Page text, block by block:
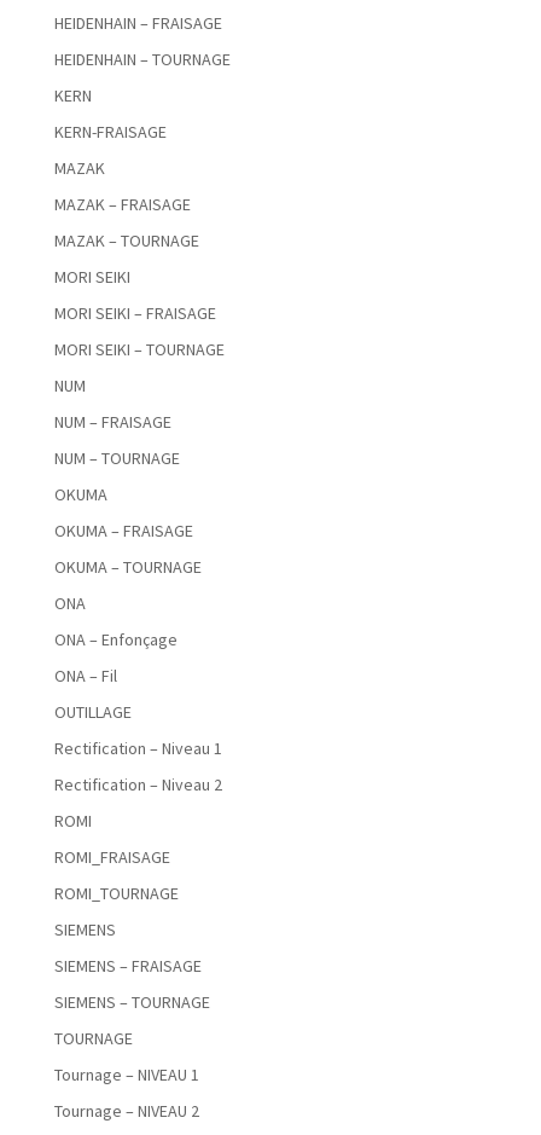
HEIDENHAIN – FRAISAGE
HEIDENHAIN – TOURNAGE
KERN
KERN-FRAISAGE
MAZAK
MAZAK – FRAISAGE
MAZAK – TOURNAGE
MORI SEIKI
MORI SEIKI – FRAISAGE
MORI SEIKI – TOURNAGE
NUM
NUM – FRAISAGE
NUM – TOURNAGE
OKUMA
OKUMA – FRAISAGE
OKUMA – TOURNAGE
ONA
ONA – Enfonçage
ONA – Fil
OUTILLAGE
Rectification – Niveau 1
Rectification – Niveau 2
ROMI
ROMI_FRAISAGE
ROMI_TOURNAGE
SIEMENS
SIEMENS – FRAISAGE
SIEMENS – TOURNAGE
TOURNAGE
Tournage – NIVEAU 1
Tournage – NIVEAU 2